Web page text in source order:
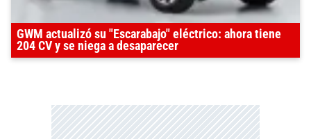
GWM actualizó su "Escarabajo" eléctrico: ahora tiene
204 CV y se niega a desaparecer